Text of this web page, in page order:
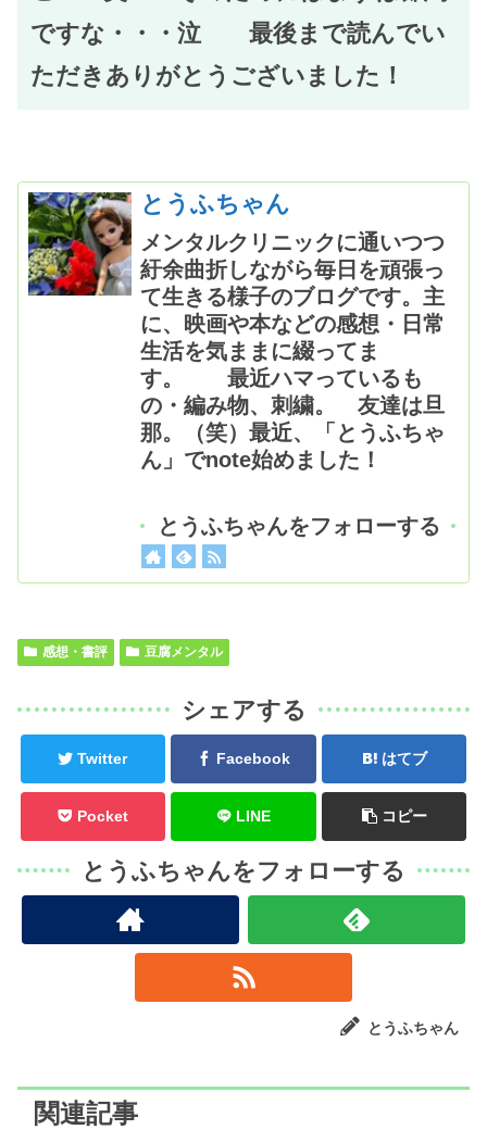
ですな・・・泣 最後まで読んでい
ただきありがとうございました！
とうふちゃん
メンタルクリニックに通いつつ
紆余曲折しながら毎日を頑張っ
て生きる様子のブログです。主
に、映画や本などの感想・日常
生活を気ままに綴ってま
す。 最近ハマっているも
の・編み物、刺繍。 友達は旦
那。（笑）最近、「とうふちゃ
ん」でnote始めました！
とうふちゃんをフォローする
感想・書評 豆腐メンタル
シェアする
Twitter Facebook はてブ
Pocket LINE コピー
とうふちゃんをフォローする
とうふちゃん
関連記事